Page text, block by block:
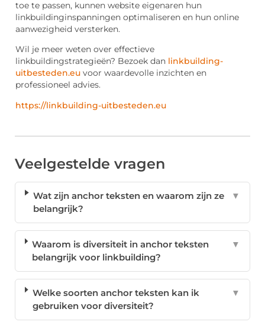
toe te passen, kunnen website eigenaren hun
linkbuildinginspanningen optimaliseren en hun online
aanwezigheid versterken.
Wil je meer weten over effectieve
linkbuildingstrategieën? Bezoek dan linkbuilding-
uitbesteden.eu voor waardevolle inzichten en
professioneel advies.
https://linkbuilding-uitbesteden.eu
Veelgestelde vragen
Wat zijn anchor teksten en waarom zijn ze
belangrijk?
▼
Waarom is diversiteit in anchor teksten
belangrijk voor linkbuilding?
▼
Welke soorten anchor teksten kan ik
gebruiken voor diversiteit?
▼